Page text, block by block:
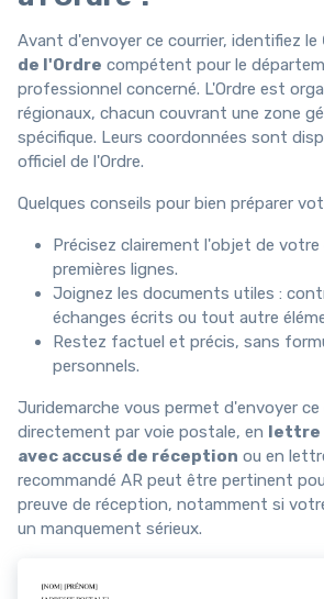
Avant d'envoyer ce courrier, identifiez le
de l'Ordre compétent pour le
professionnel concerné. L'Ordre est
régionaux, chacun couvrant une zone
spécifique. Leurs coordonnées sont
officiel de l'Ordre.
Quelques conseils pour bien préparer
Précisez clairement l'objet de votre
premières lignes.
Joignez les documents utiles :
échanges écrits ou tout autre
Restez factuel et précis, sans
personnels.
Juridemarche vous permet d'envoyer ce
directement par voie postale, en lettre
avec accusé de réception ou en
recommandé AR peut être pertinent
preuve de réception, notamment si
un manquement sérieux.